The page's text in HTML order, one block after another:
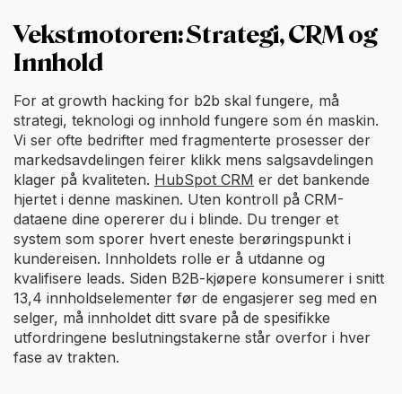
Vekstmotoren: Strategi, CRM og
Innhold
For at growth hacking for b2b skal fungere, må
strategi, teknologi og innhold fungere som én maskin.
Vi ser ofte bedrifter med fragmenterte prosesser der
markedsavdelingen feirer klikk mens salgsavdelingen
klager på kvaliteten. HubSpot CRM er det bankende
hjertet i denne maskinen. Uten kontroll på CRM-
dataene dine opererer du i blinde. Du trenger et
system som sporer hvert eneste berøringspunkt i
kundereisen. Innholdets rolle er å utdanne og
kvalifisere leads. Siden B2B-kjøpere konsumerer i snitt
13,4 innholdselementer før de engasjerer seg med en
selger, må innholdet ditt svare på de spesifikke
utfordringene beslutningstakerne står overfor i hver
fase av trakten.